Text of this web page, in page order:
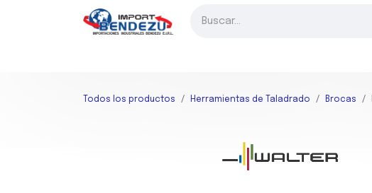
Todos los productos Herramientas de Taladrado Brocas